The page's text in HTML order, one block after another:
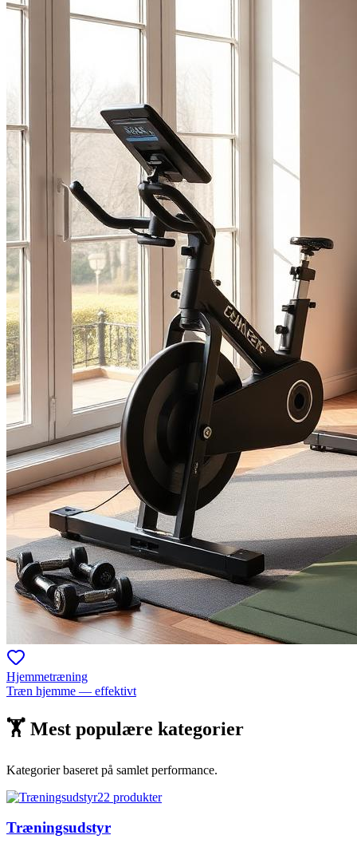
Hjemmetræning
Træn hjemme — effektivt
🏋 Mest populære kategorier
Kategorier baseret på samlet performance.
22 produkter
Træningsudstyr